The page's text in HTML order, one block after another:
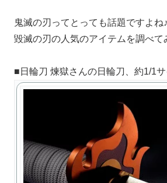
鬼滅の刃ってとっても話題ですよね♪
毀滅の刃の人気のアイテムを調べて
■日輪刀 煉獄さんの日輪刀、約1/1